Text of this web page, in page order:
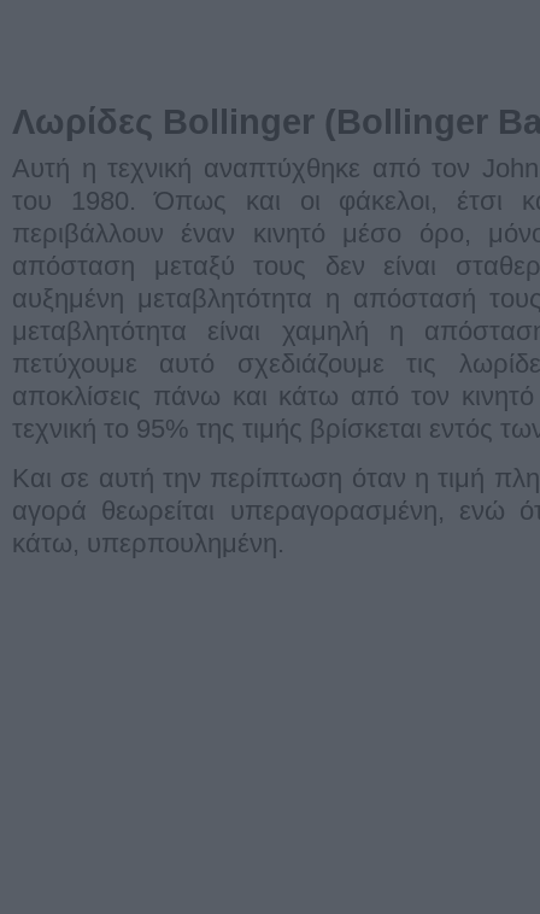
Λωρίδες Bollinger (Bollinger
Αυτή η τεχνική αναπτύχθηκε από τον
του 1980. Όπως και οι φάκελοι, έτσι
περιβάλλουν έναν κινητό μέσο όρο,
απόσταση μεταξύ τους δεν είναι
αυξημένη μεταβλητότητα η απόστασή
μεταβλητότητα είναι χαμηλή η
πετύχουμε αυτό σχεδιάζουμε τις
αποκλίσεις πάνω και κάτω από τον
τεχνική το 95% της τιμής βρίσκεται εντός
Και σε αυτή την περίπτωση όταν η τιμή
αγορά θεωρείται υπεραγορασμένη, ενώ
κάτω, υπερπουλημένη.